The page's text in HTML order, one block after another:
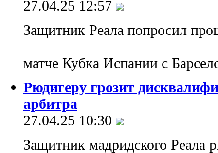
27.04.25 12:57
Защитник Реала попросил
матче Кубка Испании с
Рюдигеру грозит
арбитра
27.04.25 10:30
Защитник мадридского Реала